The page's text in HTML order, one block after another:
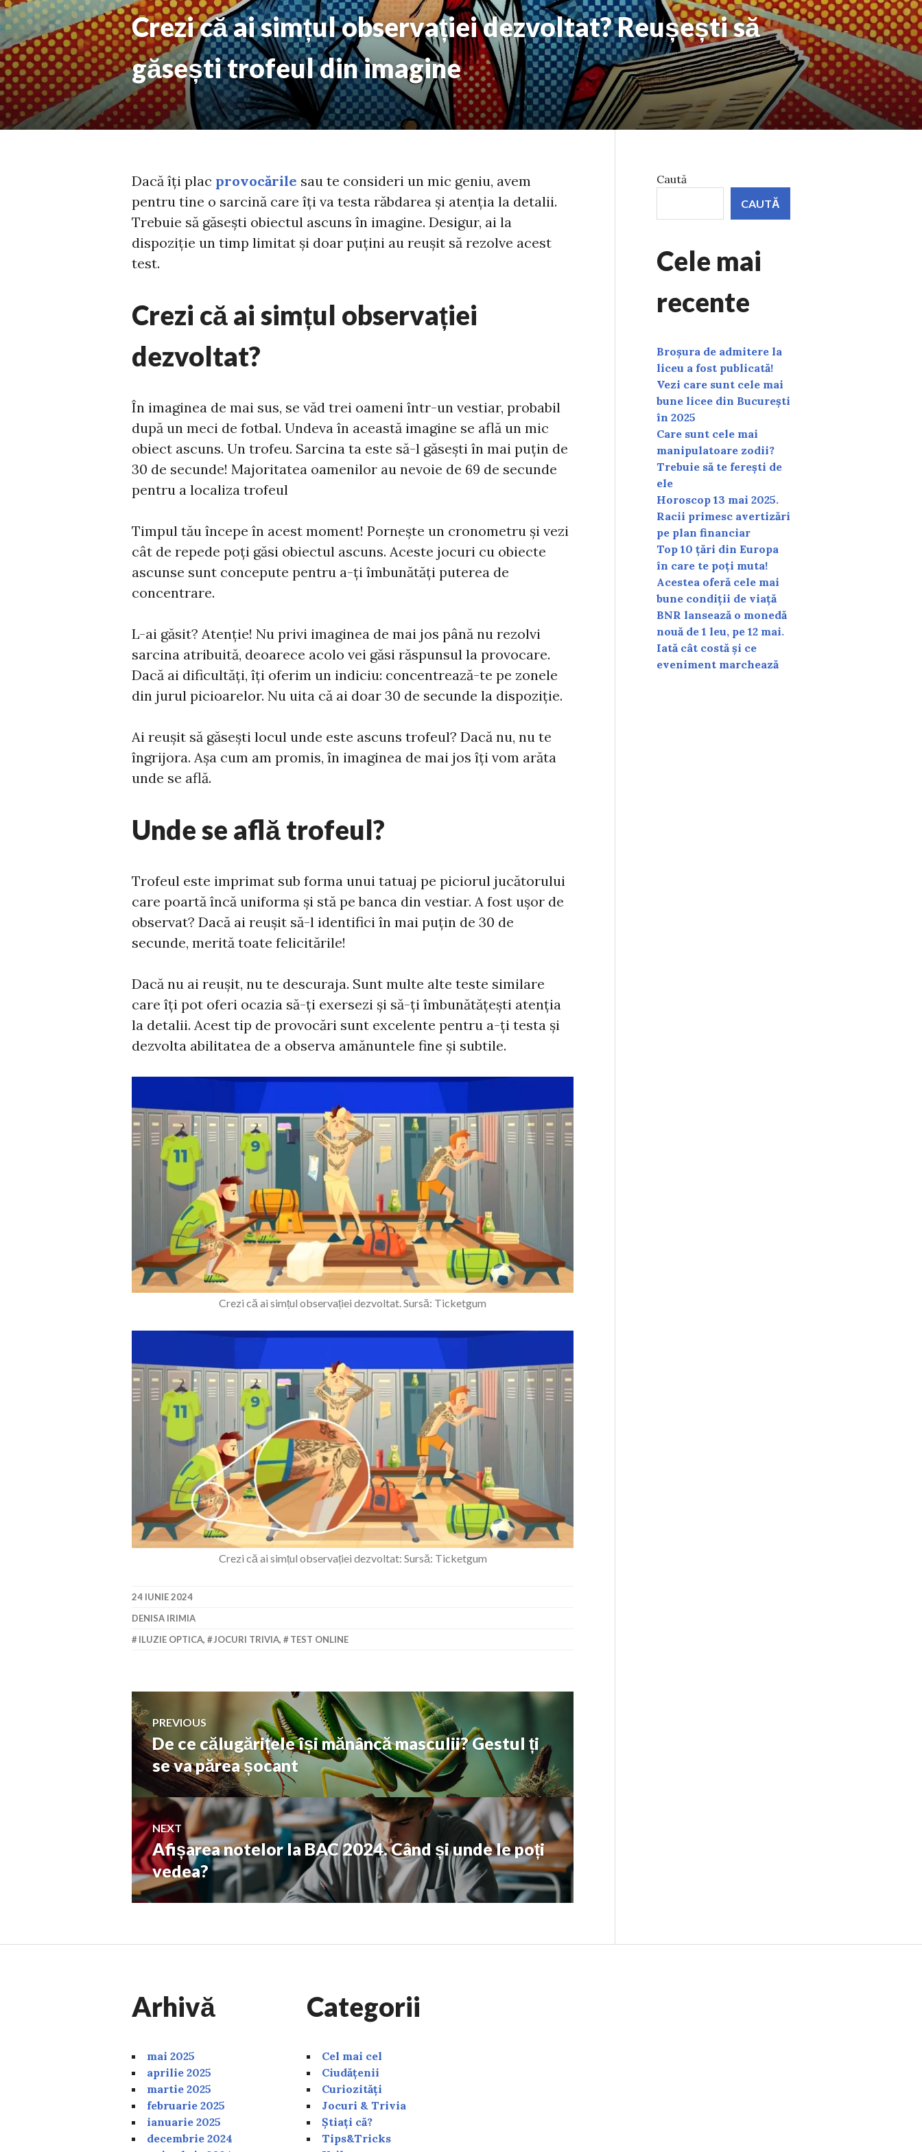
Crezi că ai simțul observației dezvoltat? Reușești să
găsești trofeul din imagine
Dacă îți plac provocările sau te consideri un mic geniu, avem
pentru tine o sarcină care îți va testa răbdarea și atenția la detalii.
Trebuie să găsești obiectul ascuns în imagine. Desigur, ai la
dispoziție un timp limitat și doar puțini au reușit să rezolve acest
test.
Crezi că ai simțul observației
dezvoltat?
În imaginea de mai sus, se văd trei oameni într-un vestiar, probabil
după un meci de fotbal. Undeva în această imagine se află un mic
obiect ascuns. Un trofeu. Sarcina ta este să-l găsești în mai puțin de
30 de secunde! Majoritatea oamenilor au nevoie de 69 de secunde
pentru a localiza trofeul
Timpul tău începe în acest moment! Pornește un cronometru și vezi
cât de repede poți găsi obiectul ascuns. Aceste jocuri cu obiecte
ascunse sunt concepute pentru a-ți îmbunătăți puterea de
concentrare.
L-ai găsit? Atenție! Nu privi imaginea de mai jos până nu rezolvi
sarcina atribuită, deoarece acolo vei găsi răspunsul la provocare.
Dacă ai dificultăți, îți oferim un indiciu: concentrează-te pe zonele
din jurul picioarelor. Nu uita că ai doar 30 de secunde la dispoziție.
Ai reușit să găsești locul unde este ascuns trofeul? Dacă nu, nu te
îngrijora. Așa cum am promis, în imaginea de mai jos îți vom arăta
unde se află.
Unde se află trofeul?
Trofeul este imprimat sub forma unui tatuaj pe piciorul jucătorului
care poartă încă uniforma și stă pe banca din vestiar. A fost ușor de
observat? Dacă ai reușit să-l identifici în mai puțin de 30 de
secunde, merită toate felicitările!
Dacă nu ai reușit, nu te descuraja. Sunt multe alte teste similare
care îți pot oferi ocazia să-ți exersezi și să-ți îmbunătățești atenția
la detalii. Acest tip de provocări sunt excelente pentru a-ți testa și
dezvolta abilitatea de a observa amănuntele fine și subtile.
Crezi că ai simțul observației dezvoltat. Sursă: Ticketgum
Crezi că ai simțul observației dezvoltat: Sursă: Ticketgum
24 IUNIE 2024
DENISA IRIMIA
ILUZIE OPTICA, JOCURI TRIVIA, TEST ONLINE
Navigare
în
articole
PREVIOUS
Previous
post:
De ce călugărițele își mănâncă masculii? Gestul ți
se va părea șocant
NEXT
Next
post:
Afișarea notelor la BAC 2024. Când și unde le poți
vedea?
Caută
CAUTĂ
Cele mai
recente
Broșura de admitere la
liceu a fost publicată!
Vezi care sunt cele mai
bune licee din București
în 2025
Care sunt cele mai
manipulatoare zodii?
Trebuie să te ferești de
ele
Horoscop 13 mai 2025.
Racii primesc avertizări
pe plan financiar
Top 10 țări din Europa
în care te poți muta!
Acestea oferă cele mai
bune condiții de viață
BNR lansează o monedă
nouă de 1 leu, pe 12 mai.
Iată cât costă și ce
eveniment marchează
Arhivă
mai 2025
aprilie 2025
martie 2025
februarie 2025
ianuarie 2025
decembrie 2024
Categorii
Cel mai cel
Ciudățenii
Curiozități
Jocuri & Trivia
Știați că?
Tips&Tricks